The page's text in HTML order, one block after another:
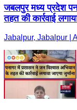
जबलपुर मध्य प्रदेश
तहत की कार्रवाई
Jabalpur, Jabalpur |